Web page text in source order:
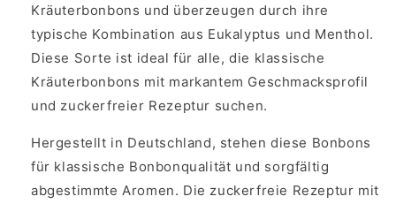
Kräuterbonbons und überzeugen durch ihre
typische Kombination aus Eukalyptus und Menthol.
Diese Sorte ist ideal für alle, die klassische
Kräuterbonbons mit markantem Geschmacksprofil
und zuckerfreier Rezeptur suchen.
Hergestellt in Deutschland, stehen diese Bonbons
für klassische Bonbonqualität und sorgfältig
abgestimmte Aromen. Die zuckerfreie Rezeptur mit